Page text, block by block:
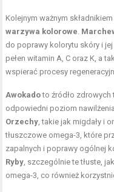
Kolejnym ważnym
warzywa kolorowe
do poprawy kolorytu skóry i
pełen witamin A, C oraz K, a
wspierać procesy
Awokadoto źródło zdrowych
odpowiedni poziom
Orzechy , takie jak migdały i
tłuszczowe omega-3, które
zapalnych i poprawy ogólnej
Ryby , szczególnie te tłuste,
omega-3, co również